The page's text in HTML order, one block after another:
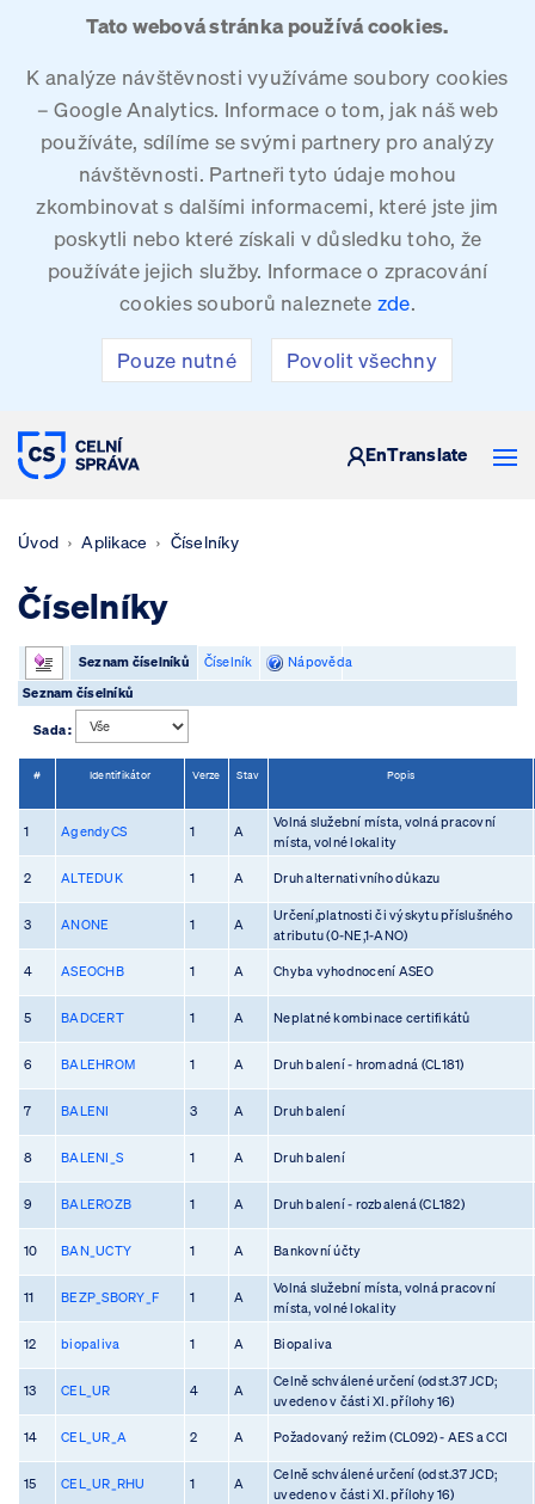
Tato webová stránka používá cookies.
K analýze návštěvnosti využíváme soubory cookies
– Google Analytics. Informace o tom, jak náš web
používáte, sdílíme se svými partnery pro analýzy
návštěvnosti. Partneři tyto údaje mohou
zkombinovat s dalšími informacemi, které jste jim
poskytli nebo které získali v důsledku toho, že
používáte jejich služby. Informace o zpracování
cookies souborů naleznete zde.
Pouze nutné Povolit všechny
CELNÍ SPRÁVA ČESKÉ REPUBLIKY
EnTranslate
Úvod Aplikace Číselníky
Číselníky
Seznam číselníků Číselník
Nápověda
Seznam číselníků
Sada :
# Identifikátor Verze Stav Popis
1 AgendyCS 1 A
Volná služební místa, volná pracovní
místa, volné lokality
2 ALTEDUK 1 A Druh alternativního důkazu
3 ANONE 1 A
Určení,platnosti či výskytu příslušného
atributu (0-NE,1-ANO)
4 ASEOCHB 1 A Chyba vyhodnocení ASEO
5 BADCERT 1 A Neplatné kombinace certifikátů
6 BALEHROM 1 A Druh balení - hromadná (CL181)
7 BALENI 3 A Druh balení
8 BALENI_S 1 A Druh balení
9 BALEROZB 1 A Druh balení - rozbalená (CL182)
10 BAN_UCTY 1 A Bankovní účty
11 BEZP_SBORY_F 1 A
Volná služební místa, volná pracovní
místa, volné lokality
12 biopaliva 1 A Biopaliva
13 CEL_UR 4 A
Celně schválené určení (odst.37 JCD;
uvedeno v části XI. přílohy 16)
14 CEL_UR_A 2 A Požadovaný režim (CL092) - AES a CCI
15 CEL_UR_RHU 1 A
Celně schválené určení (odst.37 JCD;
uvedeno v části XI. přílohy 16)